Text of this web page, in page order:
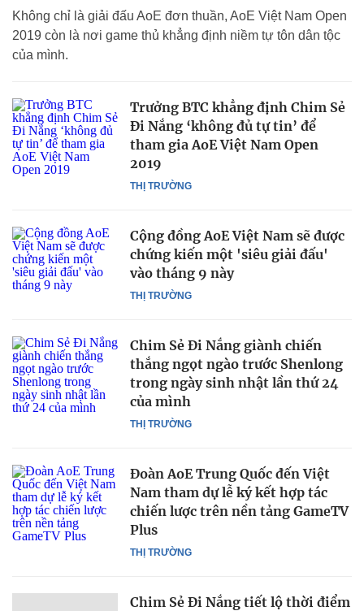
Không chỉ là giải đấu AoE đơn thuần, AoE Việt Nam Open
2019 còn là nơi game thủ khẳng định niềm tự tôn dân tộc
của mình.
THỊ TRƯỜNG
Trưởng BTC khẳng định Chim Sẻ
Đi Nắng ‘không đủ tự tin’ để
tham gia AoE Việt Nam Open
2019
THỊ TRƯỜNG
Cộng đồng AoE Việt Nam sẽ được
chứng kiến một 'siêu giải đấu'
vào tháng 9 này
THỊ TRƯỜNG
Chim Sẻ Đi Nắng giành chiến
thắng ngọt ngào trước Shenlong
trong ngày sinh nhật lần thứ 24
của mình
THỊ TRƯỜNG
Đoàn AoE Trung Quốc đến Việt
Nam tham dự lễ ký kết hợp tác
chiến lược trên nền tảng GameTV
Plus
Chim Sẻ Đi Nắng tiết lộ thời điểm